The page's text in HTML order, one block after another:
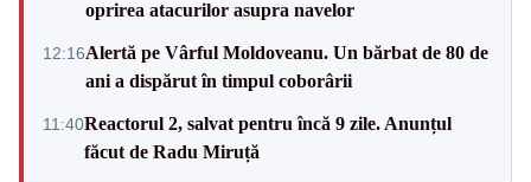
oprirea atacurilor asupra navelor
12:16Alertă pe Vârful Moldoveanu. Un bărbat de 80 de
ani a dispărut în timpul coborârii
11:40Reactorul 2, salvat pentru încă 9 zile. Anunțul
făcut de Radu Miruță